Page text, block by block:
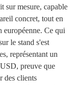
sur mesure, capable
concret, tout en
européenne. Ce qui
le stand s'est
représentant un
preuve que
des clients